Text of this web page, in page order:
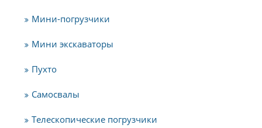
Мини-погрузчики
Мини экскаваторы
Пухто
Самосвалы
Телескопические погрузчики